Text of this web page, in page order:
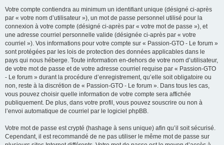
Votre compte contiendra au minimum un identifiant unique (désigné ci-après
par « votre nom d’utilisateur »), un mot de passe personnel utilisé pour la
connexion à votre compte (désigné ci-après par « votre mot de passe »), et
une adresse courriel personnelle valide (désignée ci-après par « votre
courriel »). Vos informations pour votre compte sur « Passion-GTO - Le forum »
sont protégées par les lois de protection des données applicables dans le
pays qui nous héberge. Toute information en-dehors de votre nom d’utilisateur,
de votre mot de passe et de votre adresse courriel requise par « Passion-GTO
- Le forum » durant la procédure d’enregistrement, qu’elle soit obligatoire ou
non, reste à la discrétion de « Passion-GTO - Le forum ». Dans tous les cas,
vous pouvez choisir quelle information de votre compte sera affichée
publiquement. De plus, dans votre profil, vous pouvez souscrire ou non à
l’envoi automatique de courriel par le logiciel phpBB.
Votre mot de passe est crypté (hashage à sens unique) afin qu’il soit sécurisé.
Cependant, il est recommandé de ne pas utiliser le même mot de passe sur